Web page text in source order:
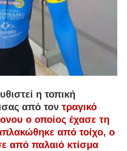
η τοπική
από τον τραγικό
ο οποίος έχασε τη
από τοίχο, ο
από παλαιό κτίσμα